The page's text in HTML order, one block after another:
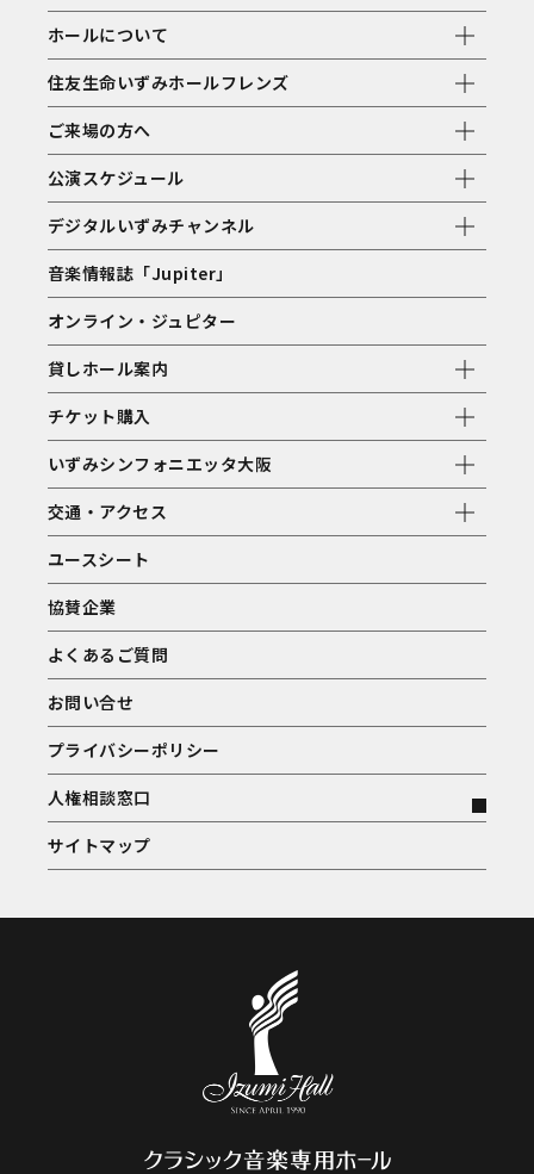
ホールについて
住友生命いずみホールフレンズ
ご来場の方へ
公演スケジュール
デジタルいずみチャンネル
音楽情報誌「Jupiter」
オンライン・ジュピター
貸しホール案内
チケット購入
いずみシンフォニエッタ大阪
交通・アクセス
ユースシート
協賛企業
よくあるご質問
お問い合せ
プライバシーポリシー
人権相談窓口
サイトマップ